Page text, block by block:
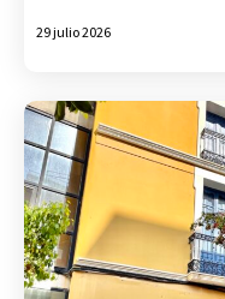
29 julio 2026